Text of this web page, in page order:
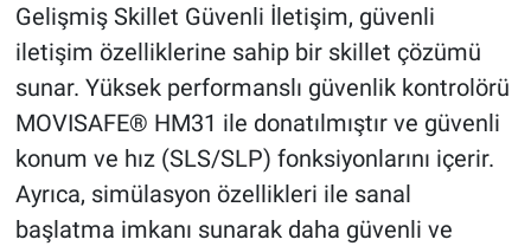
Gelişmiş Skillet Güvenli İletişim, güvenli
iletişim özelliklerine sahip bir skillet çözümü
sunar. Yüksek performanslı güvenlik kontrolörü
MOVISAFE® HM31 ile donatılmıştır ve güvenli
konum ve hız (SLS/SLP) fonksiyonlarını içerir.
Ayrıca, simülasyon özellikleri ile sanal
başlatma imkanı sunarak daha güvenli ve